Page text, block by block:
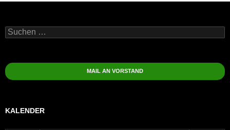
Suchen
nach:
MAIL AN VORSTAND
KALENDER